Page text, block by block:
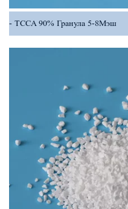
TCCA 90% Гранула 5-8Мэш